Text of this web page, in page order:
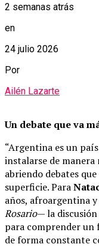
2 semanas atrás
en
24 julio 2026
Por
Ailén Lazarte
Un debate que va
“Argentina es un
instalarse de
abriendo debates
superficie. Para
años, afroargentina
Rosario— la discusión
para comprender un
de forma constante